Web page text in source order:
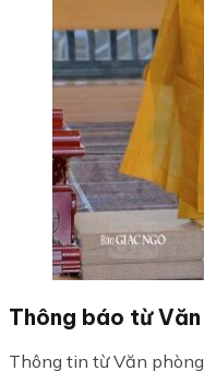
Thông báo từ
Thông tin từ Văn